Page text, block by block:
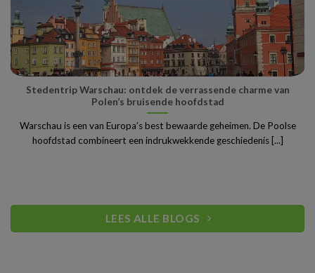
Stedentrip Warschau: ontdek de verrassende charme van
Polen’s bruisende hoofdstad
Warschau is een van Europa’s best bewaarde geheimen. De Poolse
hoofdstad combineert een indrukwekkende geschiedenis [...]
LEES ALLE BLOGS